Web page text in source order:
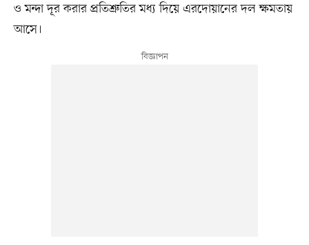
ও মন্দা দূর করার প্রতিশ্রুতির মধ্য দিয়ে এরদোয়ানের দল ক্ষমতায়
আসে।